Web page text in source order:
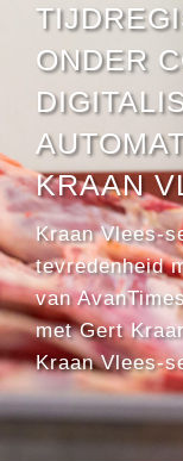
ONDER
KRAAN
Kraan Vlees-
tevredenheid
van
met Gert
Kraan Vlees-